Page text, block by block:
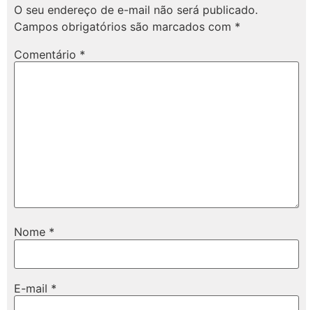
O seu endereço de e-mail não será publicado.
Campos obrigatórios são marcados com *
Comentário *
Nome *
E-mail *